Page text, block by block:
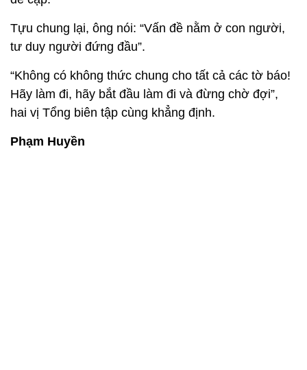
Tựu chung lại, ông nói: “Vấn đề nằm ở con người,
tư duy người đứng đầu”.
“Không có không thức chung cho tất cả các tờ báo!
Hãy làm đi, hãy bắt đầu làm đi và đừng chờ đợi”,
hai vị Tổng biên tập cùng khẳng định.
Phạm Huyền